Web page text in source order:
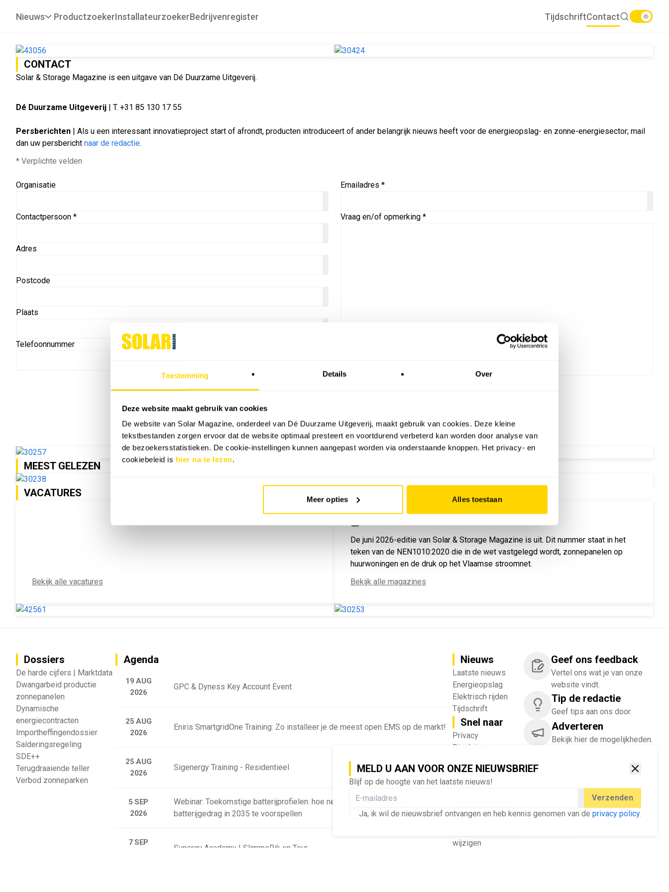
Toestemming Details Over
Deze website maakt gebruik van cookies
De website van Solar Magazine, onderdeel van Dé Duurzame Uitgeverij, maakt gebruik van cookies. Deze kleine
tekstbestanden zorgen ervoor dat de website optimaal presteert en voortdurend verbeterd kan worden door analyse van
de bezoekersstatistieken. De cookie-instellingen kunnen aangepast worden via onderstaande knoppen. Het privacy- en
cookiebeleid is hier na te lezen.
Meer opties Alles toestaan
MELD U AAN VOOR ONZE NIEUWSBRIEF
Blijf op de hoogte van het laatste nieuws!
Verzenden
Ja, ik wil de nieuwsbrief ontvangen en heb kennis genomen van de privacy policy.
Nieuws ProductzoekerInstallateurzoekerBedrijvenregister TijdschriftContact
CONTACT
Solar & Storage Magazine is een uitgave van Dé Duurzame Uitgeverij.
​Dé Duurzame Uitgeverij | T. +31 85 130 17 55
Persberichten | Als u een interessant innovatieproject start of afrondt, producten introduceert of ander belangrijk nieuws heeft voor de energieopslag- en zonne-energiesector; mail
dan uw persbericht naar de redactie.
* Verplichte velden
Organisatie
Contactpersoon *
Adres
Postcode
Plaats
Telefoonnummer
Emailadres *
Vraag en/of opmerking *
Verzenden
MEEST GELEZEN
VACATURES
Bekijk alle vacatures
De juni 2026-editie van Solar & Storage Magazine is uit. Dit nummer staat in het
teken van de NEN1010:2020 die in de wet vastgelegd wordt, zonnepanelen op
huurwoningen en de druk op het Vlaamse stroomnet.
Bekijk alle magazines
Dossiers
De harde cijfers | Marktdata
Dwangarbeid productie
zonnepanelen
Dynamische
energiecontracten
Importheffingendossier
Salderingsregeling
SDE++
Terugdraaiende teller
Verbod zonneparken
Agenda
19 AUG
2026
GPC & Dyness Key Account Event
25 AUG
2026
Eniris SmartgridOne Training: Zo installeer je de meest open EMS op de markt!
25 AUG
2026
Sigenergy Training - Residentieel
5 SEP
2026
Webinar: Toekomstige batterijprofielen: hoe netbeheerders proberen
batterijgedrag in 2035 te voorspellen
7 SEP
Sunergy Academy | SlimmeRik on Tour
Nieuws
Laatste nieuws
Energieopslag
Elektrisch rijden
Tijdschrift
Snel naar
Privacy
Disclaimer
Adverteren
Abonneren
Installateurzoeker
wijzigen
Geef ons feedback
Vertel ons wat je van onze
website vindt.
Tip de redactie
Geef tips aan ons door.
Adverteren
Bekijk hier de mogelijkheden.